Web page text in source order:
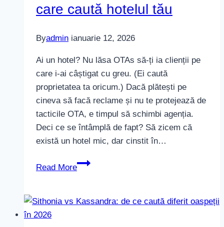
care caută hotelul tău
Byadmin ianuarie 12, 2026
Ai un hotel? Nu lăsa OTAs să-ți ia clienții pe
care i-ai câștigat cu greu. (Ei caută
proprietatea ta oricum.) Dacă plătești pe
cineva să facă reclame și nu te protejează de
tacticile OTA, e timpul să schimbi agenția.
Deci ce se întâmplă de fapt? Să zicem că
există un hotel mic, dar cinstit în…
Read More
Cum
„fură”